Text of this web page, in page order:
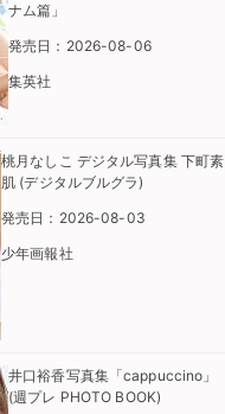
ナム篇」
発売日：2026-08-06
集英社
桃月なしこ デジタル写真集 下町素
肌 (デジタルブルグラ)
発売日：2026-08-03
少年画報社
井口裕香写真集「cappuccino」
(週プレ PHOTO BOOK)